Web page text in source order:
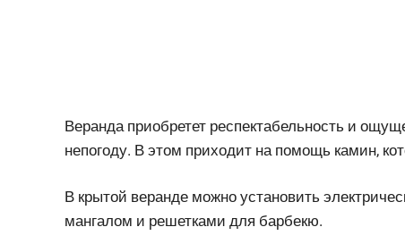
Веранда приобретет респектабельность и
непогоду. В этом приходит на помощь камин,
В крытой веранде можно установить
мангалом и решетками для барбекю.